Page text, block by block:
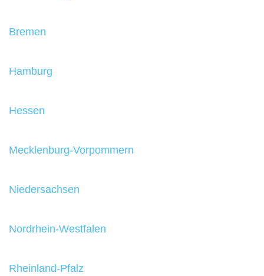
Bremen
Hamburg
Hessen
Mecklenburg-Vorpommern
Niedersachsen
Nordrhein-Westfalen
Rheinland-Pfalz